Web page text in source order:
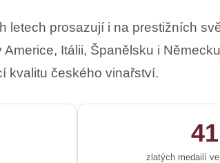
letech prosazují i na prestižních
Itálii, Španělsku i
kvalitu českého vinařství.
41
zlatých medailí